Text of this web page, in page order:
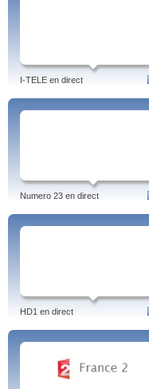
I-TELE en direct
Numero 23 en direct
HD1 en direct